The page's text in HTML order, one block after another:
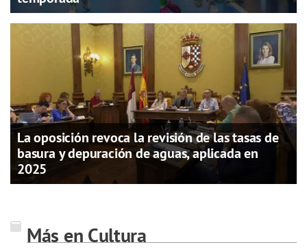
La oposición revoca la revisión de las tasas de
basura y depuración de aguas, aplicada en
2025
Más en Cultura